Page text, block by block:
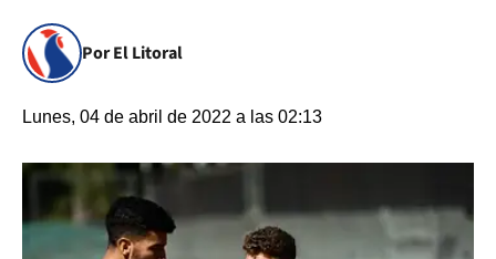
Por El Litoral
Lunes, 04 de abril de 2022 a las 02:13